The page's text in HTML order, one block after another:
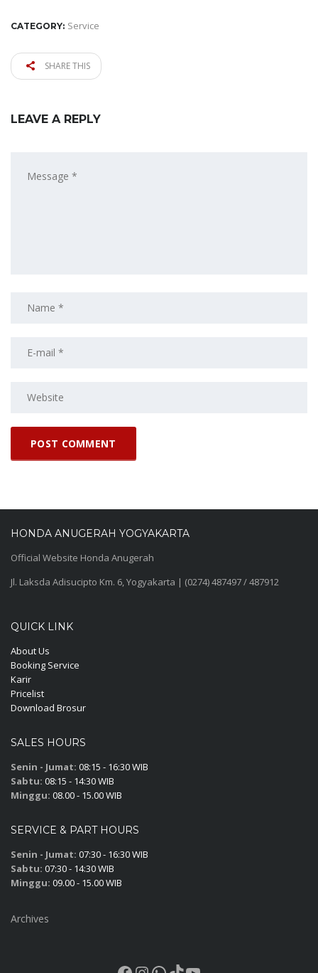
CATEGORY: Service
SHARE THIS
LEAVE A REPLY
HONDA ANUGERAH YOGYAKARTA
Official Website Honda Anugerah
Jl. Laksda Adisucipto Km. 6, Yogyakarta | (0274) 487497 / 487912
QUICK LINK
About Us
Booking Service
Karir
Pricelist
Download Brosur
SALES HOURS
Senin - Jumat: 08:15 - 16:30 WIB
Sabtu: 08:15 - 14:30 WIB
Minggu: 08.00 - 15.00 WIB
SERVICE & PART HOURS
Senin - Jumat: 07:30 - 16:30 WIB
Sabtu: 07:30 - 14:30 WIB
Minggu: 09.00 - 15.00 WIB
Archives